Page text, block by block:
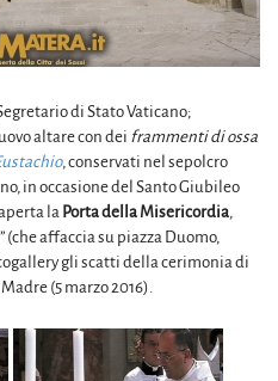
di Stato Vaticano;
altare con dei frammenti di ossa
, conservati nel sepolcro
in occasione del Santo Giubileo
la Porta della Misericordia,
(che affaccia su piazza Duomo,
gli scatti della cerimonia di
(5 marzo 2016).